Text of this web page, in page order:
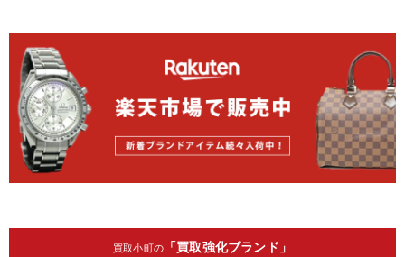
買取小町の「買取強化ブランド」